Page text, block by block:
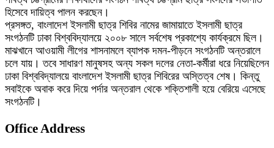
হিসেবে দায়িত্ব পালন করছেন।
প্রসঙ্গত, বাংলাদেশ ইসলামী ছাত্র শিবির নামের জামায়াতে ইসলামী ছাত্র
সংগঠনটি ঢাকা বিশ্ববিদ্যালয়ে ২০০৮ সালে সর্বশেষ প্রকাশ্যে কার্যক্রমে ছিল।
মাঝখানে আওয়ামী লীগের শাসনামলে ব্যাপক দমন-পীড়নে সংগঠনটি অন্তরালে
চলে যায়। তবে সাধারণ মানুষসহ অন্য সকল দলের নেতা-কর্মীরা ধরে নিয়েছিলেন
ঢাকা বিশ্ববিদ্যালয়ে বাংলাদেশ ইসলামী ছাত্র শিবিরের অস্তিত্ব শেষ। কিন্তু
সবাইকে অবাক করে দিয়ে পর্দার অন্তরাল থেকে শক্তিশালী হয়ে বেরিয়ে এসেছে
সংগঠনটি।
Office Address